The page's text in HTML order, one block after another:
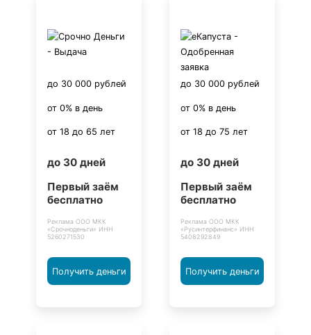
до 30 000 рублей
от 0% в день
от 18 до 65 лет
до 30 дней
Первый заём
бесплатно
Реклама ООО МКК
«Срочноденьги» ИНН
5260271530
Получить деньги
до 30 000 рублей
от 0% в день
от 18 до 75 лет
до 30 дней
Первый заём
бесплатно
Реклама ООО МКК
«Русинтерфинанс» ИНН
5408292849
Получить деньги